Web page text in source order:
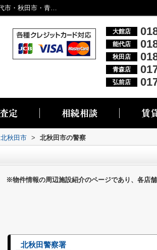
北秋田市の警察一覧ページ｜大館市・能代市・秋田市・青森市・弘前市の不動産情報なら株式会社リブエス
大館店
能代店
秋田店
青森店
弘前店
北秋田市 > 北秋田市の警察
※物件情報の周辺施設紹介のページであり、各店
北秋田警察署